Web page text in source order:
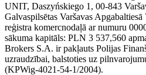
UNIT, Daszyńskiego 1, 00-843
Galvaspilsētas Varšavas
reģistra komercnodaļā ar numuru
sākuma kapitāls: PLN 3 537,560
Brokers S.A. ir pakļauts Polijas
uzraudzībai, balstoties uz
(KPWig-4021-54-1/2004).